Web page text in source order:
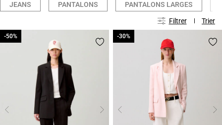
JEANS PANTALONS PANTALONS LARGES
Filtrer Trier
-50%
-50% -30%
-30%